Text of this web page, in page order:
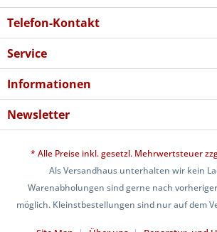
Telefon-Kontakt
Service
Informationen
Newsletter
* Alle Preise inkl. gesetzl. Mehrwertsteuer
Als Versandhaus unterhalten wir kein
Warenabholungen sind gerne nach
möglich. Kleinstbestellungen sind nur auf dem